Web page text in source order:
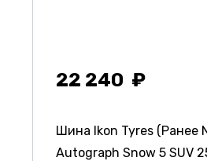
22 240
Шина Ikon Tyres (Ранее
Autograph Snow 5 SUV